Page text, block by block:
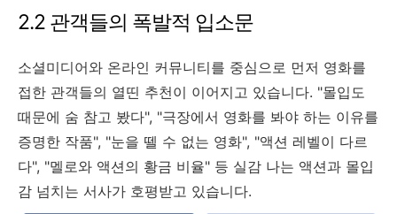
2.2 관객들의 폭발적 입소문
소셜미디어와 온라인 커뮤니티를 중심으로 먼저 영화를
접한 관객들의 열띤 추천이 이어지고 있습니다. "몰입도
때문에 숨 참고 봤다", "극장에서 영화를 봐야 하는 이유를
증명한 작품", "눈을 뗄 수 없는 영화", "액션 레벨이 다르
다", "멜로와 액션의 황금 비율" 등 실감 나는 액션과 몰입
감 넘치는 서사가 호평받고 있습니다.